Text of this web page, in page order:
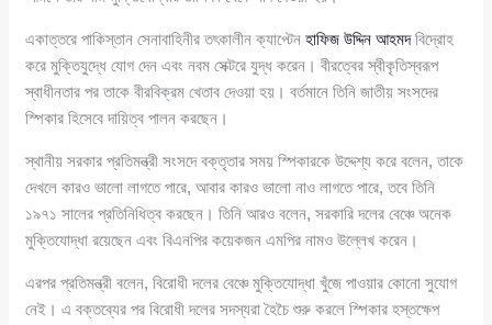
একাত্তরে পাকিস্তান সেনাবাহিনীর তৎকালীন ক্যাপ্টেনহাফিজ উদ্দিন আহমদবিদ্রোহ
করে মুক্তিযুদ্ধে যোগ দেন এবং নবম সেক্টরে যুদ্ধ করেন। বীরত্বের স্বীকৃতিস্বরূপ
স্বাধীনতার পর তাকে বীরবিক্রম খেতাব দেওয়া হয়। বর্তমানে তিনি জাতীয় সংসদের
স্পিকার হিসেবে দায়িত্ব পালন করছেন।
স্থানীয় সরকার প্রতিমন্ত্রী সংসদে বক্তৃতার সময় স্পিকারকে উদ্দেশ্য করে বলেন, তাকে
দেখলে কারও ভালো লাগতে পারে, আবার কারও ভালো নাও লাগতে পারে, তবে তিনি
১৯৭১ সালের প্রতিনিধিত্ব করছেন। তিনি আরও বলেন, সরকারি দলের বেঞ্চে অনেক
মুক্তিযোদ্ধা রয়েছেন এবং বিএনপির কয়েকজন এমপির নামও উল্লেখ করেন।
এরপর প্রতিমন্ত্রী বলেন, বিরোধী দলের বেঞ্চে মুক্তিযোদ্ধা খুঁজে পাওয়ার কোনো সুযোগ
নেই। এ বক্তব্যের পর বিরোধী দলের সদস্যরা হৈচৈ শুরু করলে স্পিকার হস্তক্ষেপ